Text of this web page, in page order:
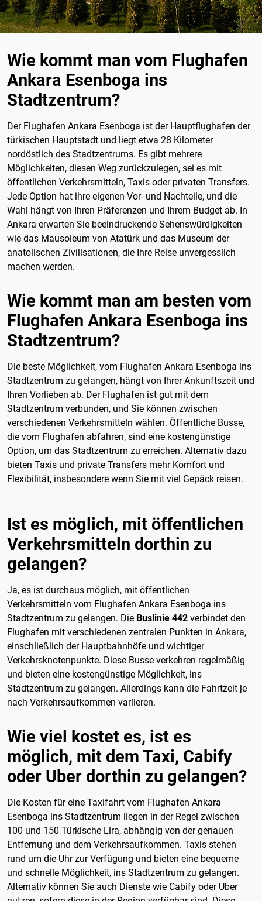
Wie kommt man vom Flughafen
Ankara Esenboga ins
Stadtzentrum?
Der Flughafen Ankara Esenboga ist der Hauptflughafen der
türkischen Hauptstadt und liegt etwa 28 Kilometer
nordöstlich des Stadtzentrums. Es gibt mehrere
Möglichkeiten, diesen Weg zurückzulegen, sei es mit
öffentlichen Verkehrsmitteln, Taxis oder privaten Transfers.
Jede Option hat ihre eigenen Vor- und Nachteile, und die
Wahl hängt von Ihren Präferenzen und Ihrem Budget ab. In
Ankara erwarten Sie beeindruckende Sehenswürdigkeiten
wie das Mausoleum von Atatürk und das Museum der
anatolischen Zivilisationen, die Ihre Reise unvergesslich
machen werden.
Wie kommt man am besten vom
Flughafen Ankara Esenboga ins
Stadtzentrum?
Die beste Möglichkeit, vom Flughafen Ankara Esenboga ins
Stadtzentrum zu gelangen, hängt von Ihrer Ankunftszeit und
Ihren Vorlieben ab. Der Flughafen ist gut mit dem
Stadtzentrum verbunden, und Sie können zwischen
verschiedenen Verkehrsmitteln wählen. Öffentliche Busse,
die vom Flughafen abfahren, sind eine kostengünstige
Option, um das Stadtzentrum zu erreichen. Alternativ dazu
bieten Taxis und private Transfers mehr Komfort und
Flexibilität, insbesondere wenn Sie mit viel Gepäck reisen.
Ist es möglich, mit öffentlichen
Verkehrsmitteln dorthin zu
gelangen?
Ja, es ist durchaus möglich, mit öffentlichen
Verkehrsmitteln vom Flughafen Ankara Esenboga ins
Stadtzentrum zu gelangen. Die Buslinie 442 verbindet den
Flughafen mit verschiedenen zentralen Punkten in Ankara,
einschließlich der Hauptbahnhöfe und wichtiger
Verkehrsknotenpunkte. Diese Busse verkehren regelmäßig
und bieten eine kostengünstige Möglichkeit, ins
Stadtzentrum zu gelangen. Allerdings kann die Fahrtzeit je
nach Verkehrsaufkommen variieren.
Wie viel kostet es, ist es
möglich, mit dem Taxi, Cabify
oder Uber dorthin zu gelangen?
Die Kosten für eine Taxifahrt vom Flughafen Ankara
Esenboga ins Stadtzentrum liegen in der Regel zwischen
100 und 150 Türkische Lira, abhängig von der genauen
Entfernung und dem Verkehrsaufkommen. Taxis stehen
rund um die Uhr zur Verfügung und bieten eine bequeme
und schnelle Möglichkeit, ins Stadtzentrum zu gelangen.
Alternativ können Sie auch Dienste wie Cabify oder Uber